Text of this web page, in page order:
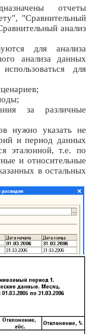
отчеты
"Сравнительный
анализ
для анализа
анализа данных
для
за различные
нужно указать не
и период данных
эталонной, т.е. по
и относительные
в остальных